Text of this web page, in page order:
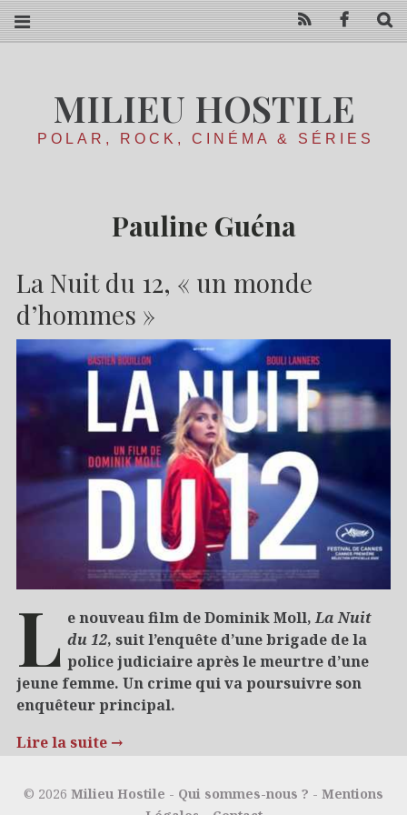
MILIEU HOSTILE
POLAR, ROCK, CINÉMA & SÉRIES
Pauline Guéna
La Nuit du 12, « un monde
d’hommes »
L e nouveau film de Dominik Moll, La Nuit
du 12, suit l’enquête d’une brigade de la
police judiciaire après le meurtre d’une
jeune femme. Un crime qui va poursuivre son
enquêteur principal.
Lire la suite →
12/07/2022 Cinéma et séries
© 2026 Milieu Hostile - Qui sommes-nous ? - Mentions
RSS